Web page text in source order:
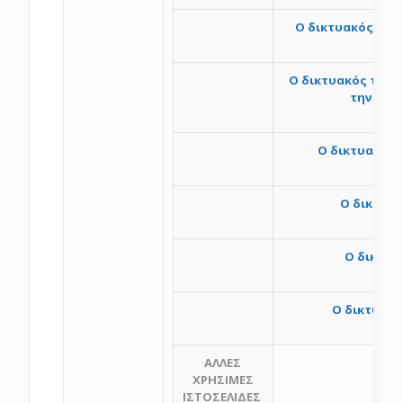
Ο δικτυακός
Ο δικτυακός
την
O
Ο
Ο
Ο
ΑΛΛΕΣ
ΧΡΗΣΙΜΕΣ
ΙΣΤΟΣΕΛΙΔΕΣ